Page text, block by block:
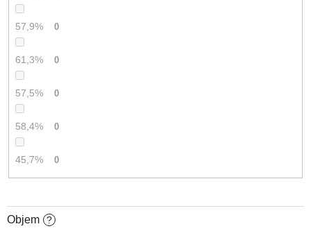
57,9% 0
61,3% 0
57,5% 0
58,4% 0
45,7% 0
Objem ?